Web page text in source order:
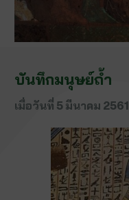
บันทึกมนุษย์ถ้ำ
เมื่อวันที่ 5 มีนาคม 2561